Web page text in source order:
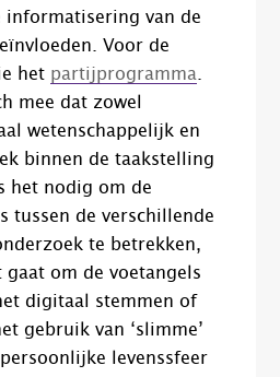
informatisering van de
Voor de
het partijprogramma.
mee dat zowel
wetenschappelijk en
binnen de taakstelling
het nodig om de
tussen de verschillende
te betrekken,
gaat om de voetangels
digitaal stemmen of
gebruik van ‘slimme’
levenssfeer